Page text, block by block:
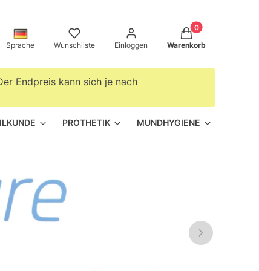
Sprache Wunschliste Einloggen
Produkte im
Warenkorb
Endpreis kann sich je nach
PROTHETIK MUNDHYGIENE